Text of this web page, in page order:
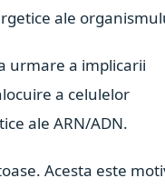
ale
urmare a implicarii
a celulelor
ale ARN/ADN.
Acesta este